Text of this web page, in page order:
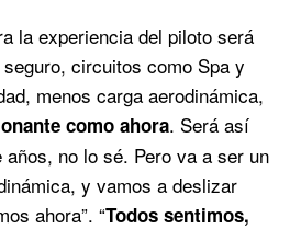
la experiencia del piloto será
circuitos como Spa y
menos carga aerodinámica,
como ahora. Será así
no lo sé. Pero va a ser un
y vamos a deslizar
ahora”. “Todos sentimos,